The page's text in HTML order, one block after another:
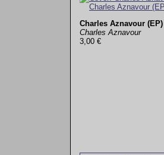
Charles Aznavour (EP)
Charles Aznavour
3,00 €